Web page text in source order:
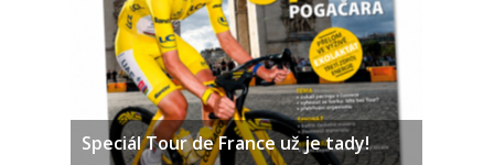
Speciál Tour de France už je tady!